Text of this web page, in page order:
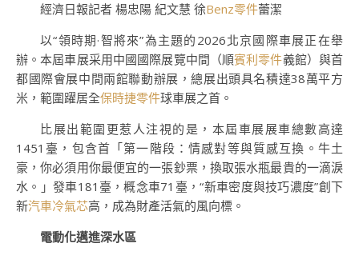
經濟日報記者 楊忠陽 紀文慧 徐Benz零件蕾潔
以“領時期·智將來”為主題的2026北京國際車展正在舉
辦。本屆車展采用中國國際展覽中間（順賓利零件義館）與首
都國際會展中間兩館聯動辦展，總展出頭具名積達38萬平方
米，範圍躍居全保時捷零件球車展之首。
比展出範圍更惹人注視的是，本屆車展展車總數高達
1451臺，包含首「第一階段：情感對等與質感互換。牛土
豪，你必須用你最便宜的一張鈔票，換取張水瓶最貴的一滴淚
水。」發車181臺，概念車71臺，“新車密度與技巧濃度”創下
新汽車冷氣芯高，成為財產活氣的風向標。
電動化邁進深水區